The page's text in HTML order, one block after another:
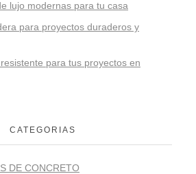
lujo modernas para tu casa
para proyectos duraderos y
para tus proyectos en
CATEGORIAS
DE CONCRETO